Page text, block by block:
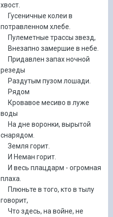
хвост.
Гусеничные колеи в
потравленном хлебе.
Пулеметные трассы звезд,
Внезапно замершие в небе.
Придавлен запах ночной
резеды
Раздутым пузом лошади.
Рядом
Кровавое месиво в луже
воды
На дне воронки, вырытой
снарядом.
Земля горит.
И Неман горит.
И весь плацдарм - огромная
плаха.
Плюньте в того, кто в тылу
говорит,
Что здесь, на войне, не